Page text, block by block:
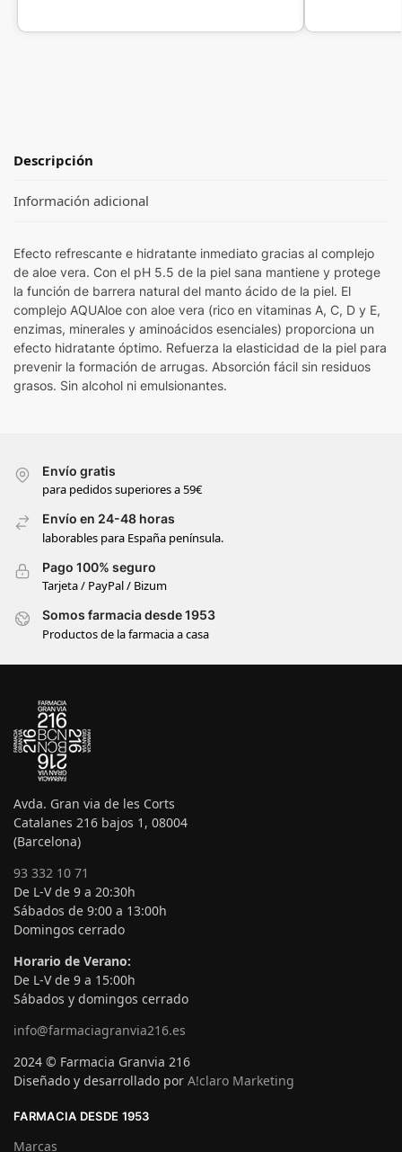
Descripción
Información adicional
Efecto refrescante e hidratante inmediato gracias al complejo
de aloe vera. Con el pH 5.5 de la piel sana mantiene y protege
la función de barrera natural del manto ácido de la piel. El
complejo AQUAloe con aloe vera (rico en vitaminas A, C, D y E,
enzimas, minerales y aminoácidos esenciales) proporciona un
efecto hidratante óptimo. Refuerza la elasticidad de la piel para
prevenir la formación de arrugas. Absorción fácil sin residuos
grasos. Sin alcohol ni emulsionantes.
Envío gratis
para pedidos superiores a 59€
Envío en 24-48 horas
laborables para España península.
Pago 100% seguro
Tarjeta / PayPal / Bizum
Somos farmacia desde 1953
Productos de la farmacia a casa
Avda. Gran via de les Corts
Catalanes 216 bajos 1, 08004
(Barcelona)
93 332 10 71
De L-V de 9 a 20:30h
Sábados de 9:00 a 13:00h
Domingos cerrado
Horario de Verano:
De L-V de 9 a 15:00h
Sábados y domingos cerrado
info@farmaciagranvia216.es
2024 © Farmacia Granvia 216
Diseñado y desarrollado por A!claro Marketing
FARMACIA DESDE 1953
Marcas